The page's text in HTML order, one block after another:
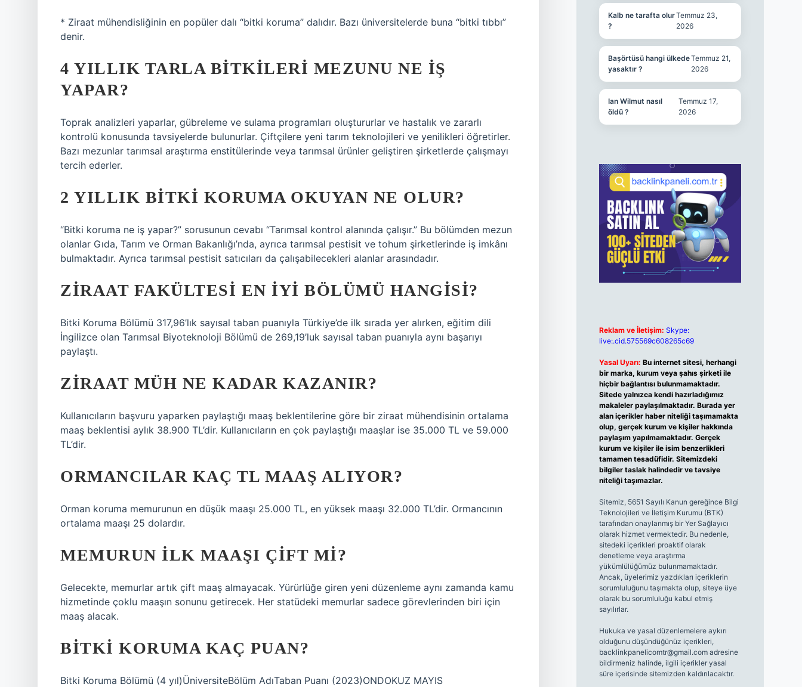
* Ziraat mühendisliğinin en popüler dalı “bitki koruma” dalıdır. Bazı üniversitelerde buna “bitki tıbbı”
denir.
4 YILLIK TARLA BITKILERI MEZUNU NE IŞ
YAPAR?
Toprak analizleri yaparlar, gübreleme ve sulama programları oluştururlar ve hastalık ve zararlı
kontrolü konusunda tavsiyelerde bulunurlar. Çiftçilere yeni tarım teknolojileri ve yenilikleri öğretirler.
Bazı mezunlar tarımsal araştırma enstitülerinde veya tarımsal ürünler geliştiren şirketlerde çalışmayı
tercih ederler.
2 YILLIK BITKI KORUMA OKUYAN NE OLUR?
“Bitki koruma ne iş yapar?” sorusunun cevabı “Tarımsal kontrol alanında çalışır.” Bu bölümden mezun
olanlar Gıda, Tarım ve Orman Bakanlığı’nda, ayrıca tarımsal pestisit ve tohum şirketlerinde iş imkânı
bulmaktadır. Ayrıca tarımsal pestisit satıcıları da çalışabilecekleri alanlar arasındadır.
ZIRAAT FAKÜLTESI EN IYI BÖLÜMÜ HANGISI?
Bitki Koruma Bölümü 317,96’lık sayısal taban puanıyla Türkiye’de ilk sırada yer alırken, eğitim dili
İngilizce olan Tarımsal Biyoteknoloji Bölümü de 269,19’luk sayısal taban puanıyla aynı başarıyı
paylaştı.
ZIRAAT MÜH NE KADAR KAZANIR?
Kullanıcıların başvuru yaparken paylaştığı maaş beklentilerine göre bir ziraat mühendisinin ortalama
maaş beklentisi aylık 38.900 TL’dir. Kullanıcıların en çok paylaştığı maaşlar ise 35.000 TL ve 59.000
TL’dir.
ORMANCILAR KAÇ TL MAAŞ ALIYOR?
Orman koruma memurunun en düşük maaşı 25.000 TL, en yüksek maaşı 32.000 TL’dir. Ormancının
ortalama maaşı 25 dolardır.
MEMURUN ILK MAAŞI ÇIFT MI?
Gelecekte, memurlar artık çift maaş almayacak. Yürürlüğe giren yeni düzenleme aynı zamanda kamu
hizmetinde çoklu maaşın sonunu getirecek. Her statüdeki memurlar sadece görevlerinden biri için
maaş alacak.
BITKI KORUMA KAÇ PUAN?
Bitki Koruma Bölümü (4 yıl)ÜniversiteBölüm AdıTaban Puanı (2023)ONDOKUZ MAYIS
Kalb ne tarafta olur
?
Temmuz 23,
2026
Başörtüsü hangi ülkede
yasaktır ?
Temmuz 21,
2026
Ian Wilmut nasıl
öldü ?
Temmuz 17,
2026
Reklam ve İletişim: Skype:
live:.cid.575569c608265c69
Yasal Uyarı: Bu internet sitesi, herhangi
bir marka, kurum veya şahıs şirketi ile
hiçbir bağlantısı bulunmamaktadır.
Sitede yalnızca kendi hazırladığımız
makaleler paylaşılmaktadır. Burada yer
alan içerikler haber niteliği taşımamakta
olup, gerçek kurum ve kişiler hakkında
paylaşım yapılmamaktadır. Gerçek
kurum ve kişiler ile isim benzerlikleri
tamamen tesadüfidir. Sitemizdeki
bilgiler taslak halindedir ve tavsiye
niteliği taşımazlar.
Sitemiz, 5651 Sayılı Kanun gereğince Bilgi
Teknolojileri ve İletişim Kurumu (BTK)
tarafından onaylanmış bir Yer Sağlayıcı
olarak hizmet vermektedir. Bu nedenle,
sitedeki içerikleri proaktif olarak
denetleme veya araştırma
yükümlülüğümüz bulunmamaktadır.
Ancak, üyelerimiz yazdıkları içeriklerin
sorumluluğunu taşımakta olup, siteye üye
olarak bu sorumluluğu kabul etmiş
sayılırlar.
Hukuka ve yasal düzenlemelere aykırı
olduğunu düşündüğünüz içerikleri,
backlinkpanelicomtr@gmail.comadresine
bildirmeniz halinde, ilgili içerikler yasal
süre içerisinde sitemizden kaldırılacaktır.